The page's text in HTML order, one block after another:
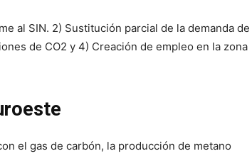
al SIN. 2) Sustitución parcial de la demanda de
de CO2 y 4) Creación de empleo en la zona
el gas de carbón, la producción de metano